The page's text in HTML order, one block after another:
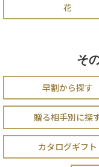
花
そ
早割から探す
贈る相手別に探
カタログギフト